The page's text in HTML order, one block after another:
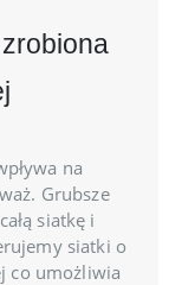
na
Grubsze
siatkę i
siatki o
co umożliwia